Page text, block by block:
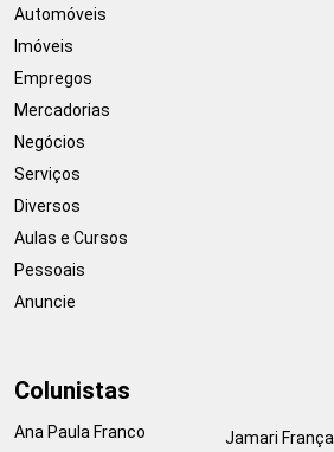
Automóveis
Imóveis
Empregos
Mercadorias
Negócios
Serviços
Diversos
Aulas e Cursos
Pessoais
Anuncie
Colunistas
Ana Paula Franco
Jamari França